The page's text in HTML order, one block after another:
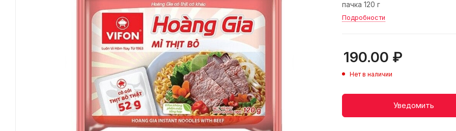
пачка 120 г
Подробности
190.00 ₽
Нет в наличии
Уведомить